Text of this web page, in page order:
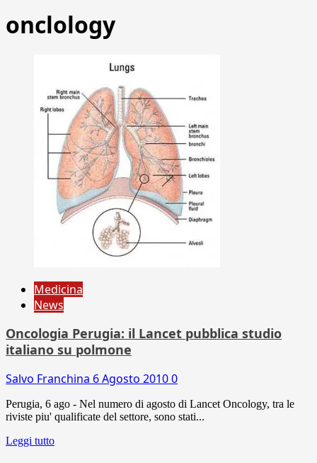
onclology
Medicina
News
Oncologia Perugia: il Lancet pubblica studio
italiano su polmone
Salvo Franchina 6 Agosto 20100
Perugia, 6 ago - Nel numero di agosto di Lancet Oncology, tra le
riviste piu' qualificate del settore, sono stati...
Leggi tutto